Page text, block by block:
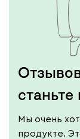
Мы очень
продукте.